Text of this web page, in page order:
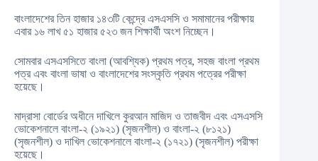
বাংলাদেশের তিন হাজার ১৪৩টি কেন্দ্রে এসএসসি ও সমামানের পরীক্ষায়
এবার ১৬ লাখ ৫১ হাজার ৫২৩ জন শিক্ষার্থী অংশ নিচ্ছেন।
সোমবার এসএসসিতে বাংলা (আবশ্যিক) প্রথম পত্র, সহজ বাংলা প্রথম
পত্র এবং বাংলা ভাষা ও বাংলাদেশের সংস্কৃতি প্রথম পত্রের পরীক্ষা
হয়েছে।
মাদ্রাসা বোর্ডের অধীনে দাখিলে কুরআন মাজিদ ও তাজবীদ এবং এসএসসি
ভোকেশনালে বাংলা-২ (১৯২১) (সৃজনশীল) ও বাংলা-২ (৮১২১)
(সৃজনশীল) ও দাখিল ভোকেশনালে বাংলা-২ (১৭২১) (সৃজনশীল) পরীক্ষা
হয়েছে।